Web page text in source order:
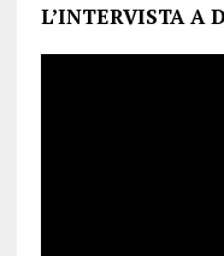
L’INTERVISTA A